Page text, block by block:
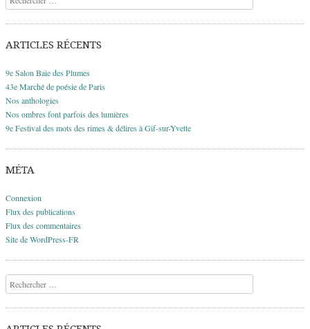
ARTICLES RÉCENTS
9e Salon Baie des Plumes
43e Marché de poésie de Paris
Nos anthologies
Nos ombres font parfois des lumières
9e Festival des mots des rimes & délires à Gif-sur-Yvette
MÉTA
Connexion
Flux des publications
Flux des commentaires
Site de WordPress-FR
Recherche